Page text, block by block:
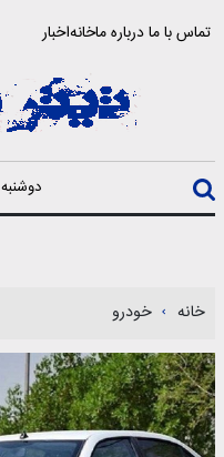
تماس با مادرباره ماخانهاخبار
دوشنبه ۱۹ مرداد ۱۴۰۵
خانه خودرو